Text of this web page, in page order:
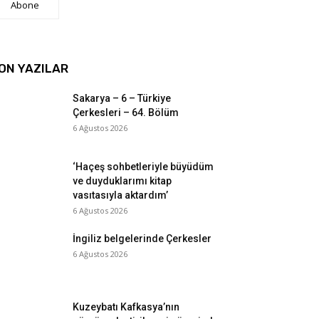
Abone
YAZILAR
Sakarya – 6 – Türkiye
Çerkesleri – 64. Bölüm
6 Ağustos 2026
‘Haçeş sohbetleriyle büyüdüm
ve duyduklarımı kitap
vasıtasıyla aktardım’
6 Ağustos 2026
İngiliz belgelerinde Çerkesler
6 Ağustos 2026
Kuzeybatı Kafkasya’nın